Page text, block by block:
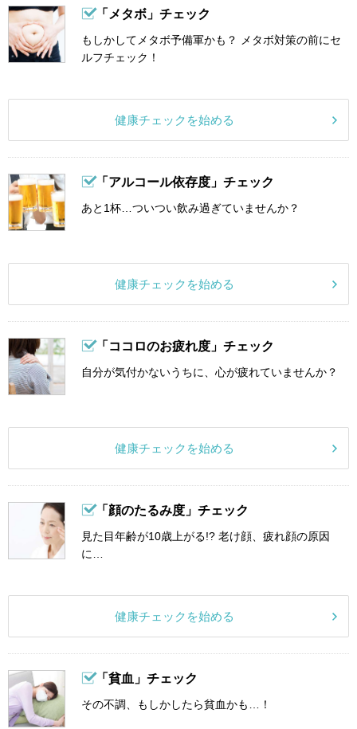
「メタボ」チェック
もしかしてメタボ予備軍かも？ メタボ対策の前にセ
ルフチェック！
健康チェックを始める
「アルコール依存度」チェック
あと1杯…ついつい飲み過ぎていませんか？
健康チェックを始める
「ココロのお疲れ度」チェック
自分が気付かないうちに、心が疲れていませんか？
健康チェックを始める
「顔のたるみ度」チェック
見た目年齢が10歳上がる!? 老け顔、疲れ顔の原因
に…
健康チェックを始める
「貧血」チェック
その不調、もしかしたら貧血かも…！